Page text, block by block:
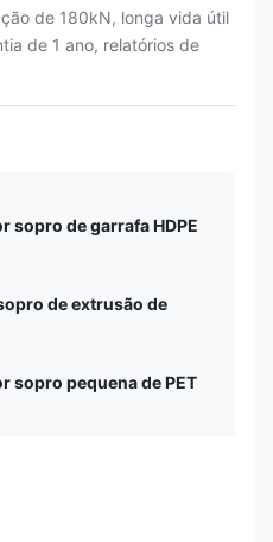
de 180kN, longa vida útil
de 1 ano, relatórios de
sopro de garrafa HDPE
de extrusão de
sopro pequena de PET